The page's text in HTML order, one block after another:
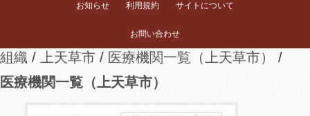
お知らせ 利用規約 サイトについて
お問い合わせ
組織 上天草市
医療機関一覧（上天草市）
医療機関一覧（上天草市）